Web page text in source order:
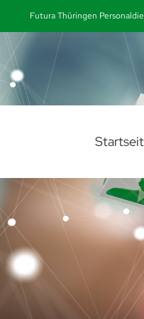
springen
Futura Thüringen